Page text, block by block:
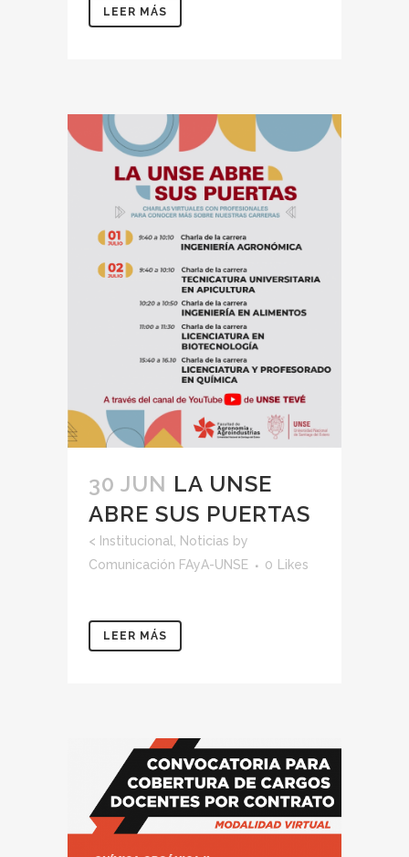
LEER MÁS
30 JUN LA UNSE
ABRE SUS PUERTAS
< Institucional Noticias by
Comunicación FAyA-UNSE
0 Likes
LEER MÁS